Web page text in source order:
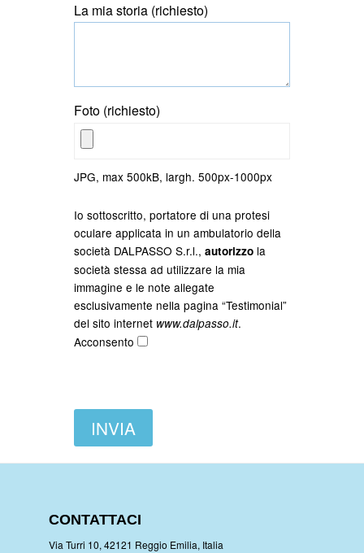
La mia storia (richiesto)
Foto (richiesto)
JPG, max 500kB, largh. 500px-1000px
Io sottoscritto, portatore di una protesi
oculare applicata in un ambulatorio della
società DALPASSO S.r.l.,autorizzo la
società stessa ad utilizzare la mia
immagine e le note allegate
esclusivamente nella pagina “Testimonial”
del sito internet www.dalpasso.it.
Acconsento
CONTATTACI
Via Turri 10, 42121 Reggio Emilia, Italia